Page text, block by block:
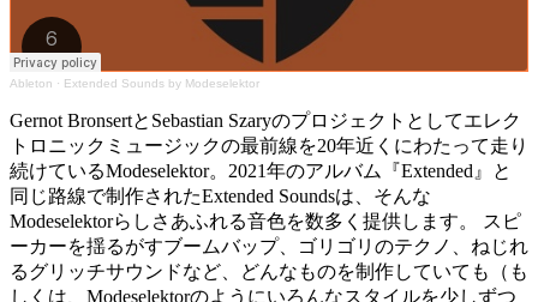
Ableton · Extended Sounds by Modeselektor
Gernot BronsertとSebastian Szaryのプロジェクトとしてエレク
トロニックミュージックの最前線を20年近くにわたって走り
続けているModeselektor。2021年のアルバム『Extended』と
同じ路線で制作されたExtended Soundsは、そんな
Modeselektorらしさあふれる音色を数多く提供します。 スピ
ーカーを揺るがすブームバップ、ゴリゴリのテクノ、ねじれ
るグリッチサウンドなど、どんなものを制作していても（も
しくは、Modeselektorのようにいろんなスタイルを少しずつ